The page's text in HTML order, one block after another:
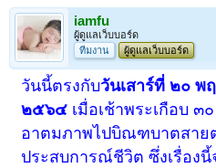
iamfu
ผู้ดูแลเว็บบอร์ด
ทีมงาน
ผู้ดูแลเว็บบอร์ด
วันนี้ตรงกับวันเสาร์ที่ ๒๐ พ
๒๕๖๔ เมื่อเช้าพระเกือบ
อาตมภาพไปบิณฑบาตสาย
ประสบการณ์ชีวิต ซึ่งเรื่องนี้